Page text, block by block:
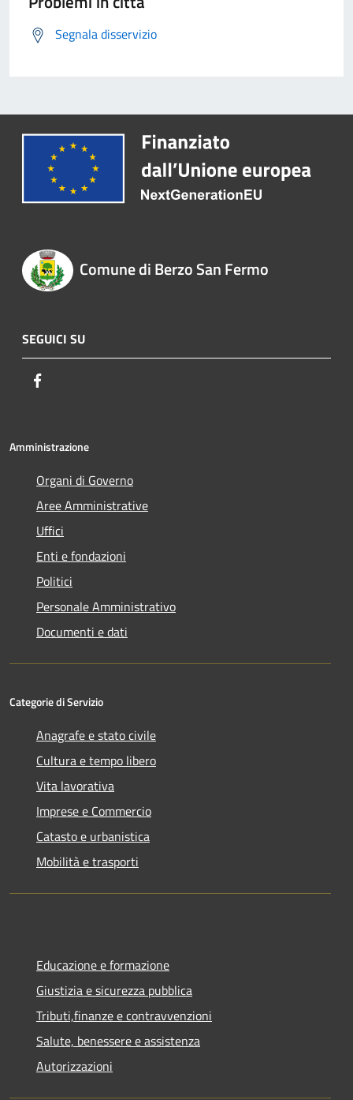
Segnala disservizio
Comune di Berzo San Fermo
SEGUICI SU
Amministrazione
Organi di Governo
Aree Amministrative
Uffici
Enti e fondazioni
Politici
Personale Amministrativo
Documenti e dati
Categorie di Servizio
Anagrafe e stato civile
Cultura e tempo libero
Vita lavorativa
Imprese e Commercio
Catasto e urbanistica
Mobilità e trasporti
Educazione e formazione
Giustizia e sicurezza pubblica
Tributi,finanze e contravvenzioni
Salute, benessere e assistenza
Autorizzazioni